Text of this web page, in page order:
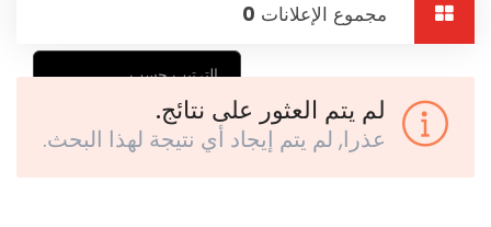
مجموع الإعلانات 0
الترتيب حسب
لم يتم العثور على نتائج.
عذرا, لم يتم إيجاد أي نتيجة لهذا البحث.